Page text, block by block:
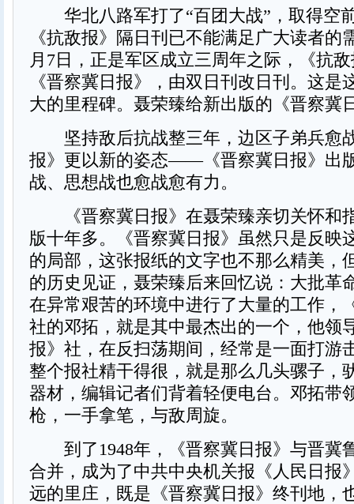
华北八路军打了“百团大战”，取得空
《抗敌报》隔日刊已不能满足广大读者的
月7日，正是军区成立三周年之际，《抗
《晋察冀日报》，由双日刊改日刊。这是
大的里程碑。聂荣臻给新出版的《晋察冀
坚持敌后抗战整三年，边区子弟兵愈
报》更以新的姿态——《晋察冀日报》出
战、思想战也愈战愈有力。
《晋察冀日报》在聂荣臻亲切关怀和
版十年多。《晋察冀日报》虽然只是反映
的局部，这张报纸的文字也不那么精美，
的历史见证，聂荣臻后来回忆说：大批革
在异常艰苦的环境中进行了大量的工作，
社的邓拓，就是其中最杰出的一个，他领
报》社，在反扫荡期间，经常是一面打游
整个报社精干得很，就是那么几头骡子，
器材，编辑记者们背着轻便电台。邓拓带
枪，一手拿笔，与敌周旋。
到了1948年，《晋察冀日报》与晋冀
合并，成为了中共中央机关报《人民日报
远的里庄，既是《晋察冀日报》终刊地，